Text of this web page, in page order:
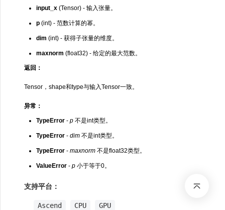
input_x (Tensor) - 输入张量。
p (int) - 范数计算的幂。
dim (int) - 获得子张量的维度。
maxnorm (float32) - 给定的最大范数。
返回：
Tensor，shape和type与输入Tensor一致。
异常：
TypeError - p 不是int类型。
TypeError - dim 不是int类型。
TypeError - maxnorm 不是float32类型。
ValueError - p 小于等于0。
支持平台：
Ascend CPU GPU